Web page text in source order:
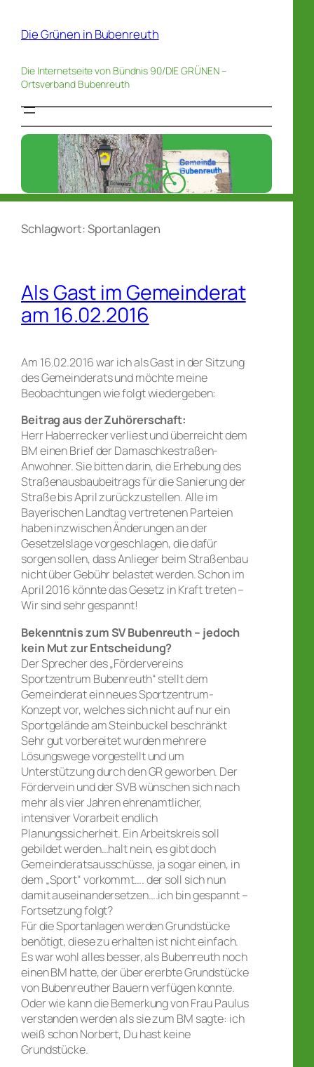
Die Grünen in Bubenreuth
Die Internetseite von Bündnis 90/DIE GRÜNEN –
Ortsverband Bubenreuth
Schlagwort:Sportanlagen
Als Gast im Gemeinderat
am 16.02.2016
Am 16.02.2016 war ich als Gast in der Sitzung
des Gemeinderats und möchte meine
Beobachtungen wie folgt wiedergeben:
Beitrag aus der Zuhörerschaft:
Herr Haberrecker verliest und überreicht dem
BM einen Brief der Damaschkestraßen-
Anwohner. Sie bitten darin, die Erhebung des
Straßenausbaubeitrags für die Sanierung der
Straße bis April zurückzustellen. Alle im
Bayerischen Landtag vertretenen Parteien
haben inzwischen Änderungen an der
Gesetzelslage vorgeschlagen, die dafür
sorgen sollen, dass Anlieger beim Straßenbau
nicht über Gebühr belastet werden. Schon im
April 2016 könnte das Gesetz in Kraft treten –
Wir sind sehr gespannt!
Bekenntnis zum SV Bubenreuth – jedoch
kein Mut zur Entscheidung?
Der Sprecher des „Fördervereins
Sportzentrum Bubenreuth“ stellt dem
Gemeinderat ein neues Sportzentrum-
Konzept vor, welches sich nicht auf nur ein
Sportgelände am Steinbuckel beschränkt
Sehr gut vorbereitet wurden mehrere
Lösungswege vorgestellt und um
Unterstützung durch den GR geworben. Der
Fördervein und der SVB wünschen sich nach
mehr als vier Jahren ehrenamtlicher,
intensiver Vorarbeit endlich
Planungssicherheit. Ein Arbeitskreis soll
gebildet werden…halt nein, es gibt doch
Gemeinderatsausschüsse, ja sogar einen, in
dem „Sport“ vorkommt…. der soll sich nun
damit auseinandersetzen….ich bin gespannt –
Fortsetzung folgt?
Für die Sportanlagen werden Grundstücke
benötigt, diese zu erhalten ist nicht einfach.
Es war wohl alles besser, als Bubenreuth noch
einen BM hatte, der über ererbte Grundstücke
von Bubenreuther Bauern verfügen konnte.
Oder wie kann die Bemerkung von Frau Paulus
verstanden werden als sie zum BM sagte: ich
weiß schon Norbert, Du hast keine
Grundstücke.